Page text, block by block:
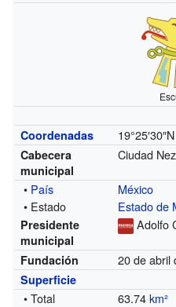
Coordenadas 19°25′30″N
Cabecera
municipal
Ciudad
• País
México
• Estado
Estado de
Presidente
municipal
Adolfo
Fundación 20 de abril
Superficie
• Total 63.74km²